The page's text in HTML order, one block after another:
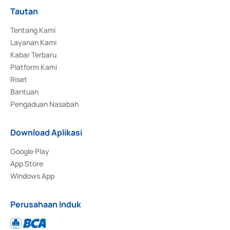
Tautan
Tentang Kami
Layanan Kami
Kabar Terbaru
Platform Kami
Riset
Bantuan
Pengaduan Nasabah
Download Aplikasi
Google Play
App Store
Windows App
Perusahaan Induk